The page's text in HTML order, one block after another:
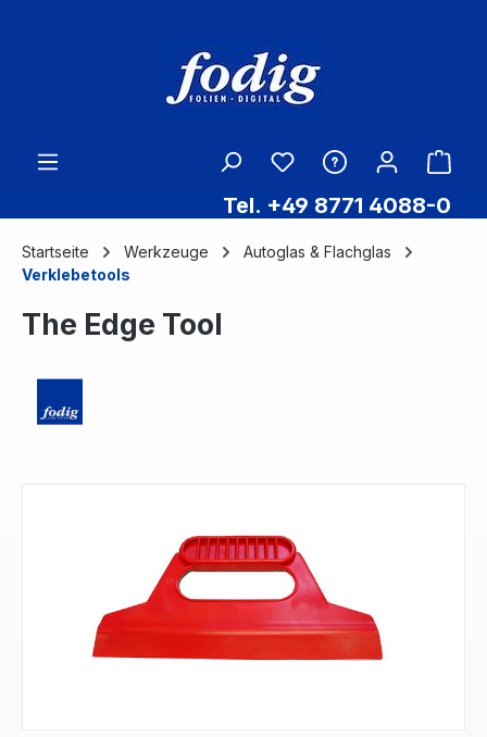
Tel. +49 8771 4088-0
Startseite Werkzeuge
Autoglas & Flachglas
Verklebetools
The Edge Tool